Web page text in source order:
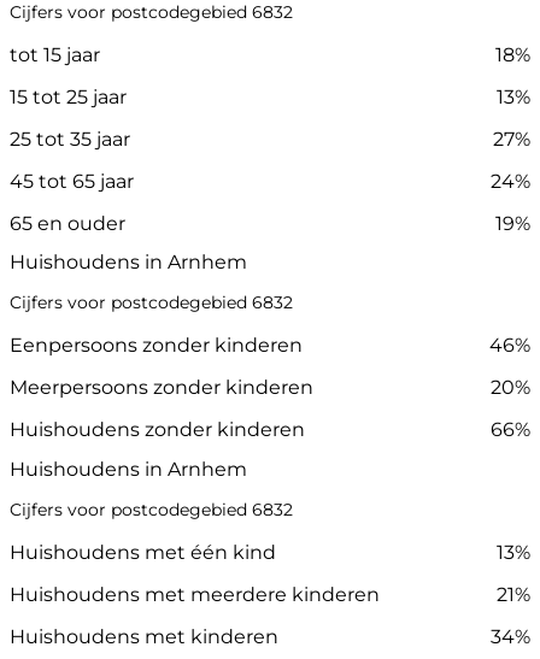
Cijfers voor postcodegebied 6832
tot 15 jaar
18%
15 tot 25 jaar
13%
25 tot 35 jaar
27%
45 tot 65 jaar
24%
65 en ouder
19%
Huishoudens in Arnhem
Cijfers voor postcodegebied 6832
Eenpersoons zonder kinderen
46%
Meerpersoons zonder kinderen
20%
Huishoudens zonder kinderen
66%
Huishoudens in Arnhem
Cijfers voor postcodegebied 6832
Huishoudens met één kind
13%
Huishoudens met meerdere kinderen
21%
Huishoudens met kinderen
34%